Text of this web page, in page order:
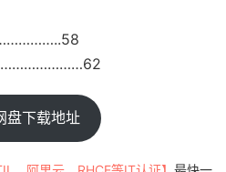
盘下载地址